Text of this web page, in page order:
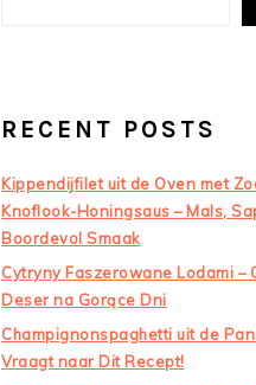
RECENT POSTS
Kippendijfilet uit de Oven met
Knoflook-Honingsaus – Mals,
Boordevol Smaak
Cytryny Faszerowane Lodami –
Deser na Gorące Dni
Champignonspaghetti uit de
Vraagt naar Dit Recept!